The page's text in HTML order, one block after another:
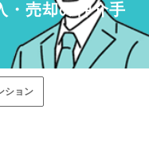
・売却の仲介手
ション